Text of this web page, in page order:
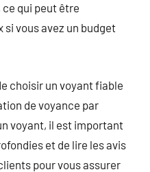
qui peut être
vous avez un budget
choisir un voyant fiable
de voyance par
voyant, il est important
et de lire les avis
pour vous assurer